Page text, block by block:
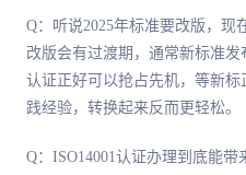
Q：听说2025年标准要改版，现
改版会有过渡期，通常新标准
认证正好可以抢占先机，等新
践经验，转换起来反而更轻松。
Q：ISO14001认证办理到底能